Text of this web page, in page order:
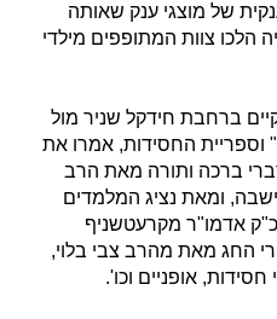
של מוצגי ענק שאותה
הלכו צוות המתופפים מילדי
ברחבת חידקל שניר מול
החסידות, אמרו את
ברכה ותורה מאת הרב
ומאת נציג המלמדים
כ"ק אדמו"ר מקרעטשניף
החג מאת מהרב צבי בלוי,
אופניים וכו'.